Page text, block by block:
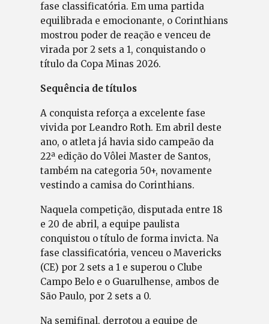
fase classificatória. Em uma partida
equilibrada e emocionante, o Corinthians
mostrou poder de reação e venceu de
virada por 2 sets a 1, conquistando o
título da Copa Minas 2026.
Sequência de títulos
A conquista reforça a excelente fase
vivida por Leandro Roth. Em abril deste
ano, o atleta já havia sido campeão da
22ª edição do Vôlei Master de Santos,
também na categoria 50+, novamente
vestindo a camisa do Corinthians.
Naquela competição, disputada entre 18
e 20 de abril, a equipe paulista
conquistou o título de forma invicta. Na
fase classificatória, venceu o Mavericks
(CE) por 2 sets a 1 e superou o Clube
Campo Belo e o Guarulhense, ambos de
São Paulo, por 2 sets a 0.
Na semifinal, derrotou a equipe de